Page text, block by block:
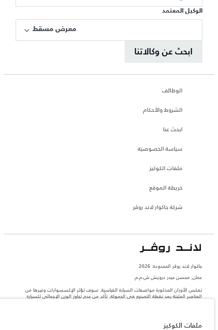
الوكيل المعتمد
معرض مسقط
ابحث عن وكالاتنا
الوظائف
الشروط والأحكام
ابحث عنا
سياسة الخصوصية
ملفات الكوكيز
خريطة الموقع
شركة جاكوار لاند روڤر
جاكوار لاند روڨر المحدودة: 2026
عمان, محسن حيدر درويش ش.م.م
تعكس الأوزان المذكورة مواصفات السيارة القياسية. سوف تؤثر الإكسسوارات وغيرها من
العناصر المثبتة بعد نقطة التصنيع في الحمولة. تأكد من عدم تجاوز الوزن الإجمالي للسيارة
ملفات الكوكيز